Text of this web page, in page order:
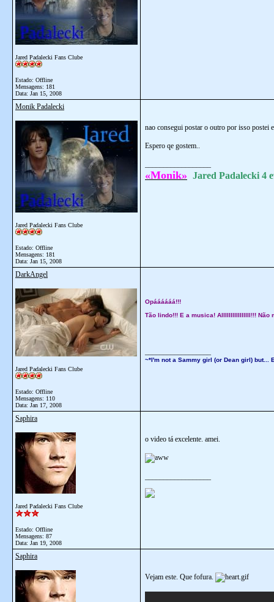
Jared Padalecki Fans Clube
Estado: Offline
Mensagens: 181
Data: Jan 15, 2008
Monik Padalecki
Jared Padalecki Fans Clube
Estado: Offline
Mensagens: 181
Data: Jan 15, 2008
nao consegui postar o outro por isso postei
Espero qe gostem..
«Monik» Jared Padalecki 4
DarkAngel
Jared Padalecki Fans Clube
Estado: Offline
Mensagens: 110
Data: Jan 17, 2008
Opáááááá!!!
Tão lindo!!! E a musica! AIIIIIIIIIIIIIIII!!!
~*I'm not a Sammy girl (or Dean girl) but...
Saphira
Jared Padalecki Fans Clube
Estado: Offline
Mensagens: 87
Data: Jan 19, 2008
o video tá excelente. amei.
Saphira
Vejam este. Que fofura.